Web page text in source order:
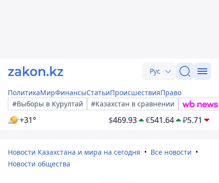
Рус
ПолитикаМирФинансыСтатьиПроисшествияПраво
#Выборы в Курултай
#Казахстан в сравнении
+31° $469.93 €541.64 ₽5.71
Новости Казахстана и мира на сегодня
Все новости
Новости общества